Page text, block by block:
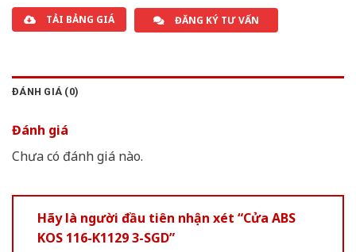
TẢI BẢNG GIÁ ĐĂNG KÝ TƯ VẤN
ĐÁNH GIÁ (0)
Đánh giá
Chưa có đánh giá nào.
Hãy là người đầu tiên nhận xét “Cửa ABS
KOS 116-K1129 3-SGD”